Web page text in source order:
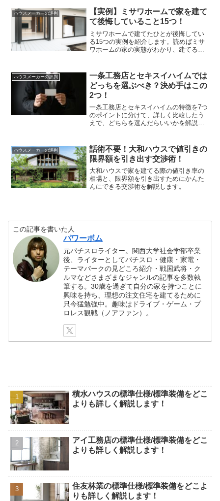
ハウスメーカーの評判
【実例】ミサワホームで家を建て
て後悔していること15つ！
ミサワホームで建てたひとが後悔してい
る15つの実例を紹介します。読めばミサ
ワホームの家の実態がわかり、建てるに
ハウスメーカーの評判
一条工務店とセキスイハイムでは
どっちを選ぶべき？決め手はこの
2つ！
一条工務店とセキスイハイムの特徴を7つ
のポイントに分けて、詳しく比較したう
えで、どちらを選んだらいいかを解説し
ハウスメーカーの評判
話術不要！大和ハウスで値引きの
限界額を引き出す交渉術！
大和ハウスで家を建てる際の値引き率の
相場と、限界額を引き出すためにかんた
んにできる交渉術を解説します。
この記事を書いた人
パワーボム
元パチスロライター。関西大学社会学部卒業
後、ライターとしてパチスロ・健康・家電・
テーマパークの見どころ紹介・戦国武将・ク
ルマなどさまざまなジャンルの記事を多数執
筆する。30歳を過ぎて自分の家を持つことに
興味を持ち、理想の注文住宅を建てるために
只今猛勉強中。趣味はドライブ・ゲーム・プ
ロレス観戦（ノアファン）。
積水ハウスの標準仕様/標準装備をどこ
よりも詳しく解説します！
アイ工務店の標準仕様/標準装備をどこ
よりも詳しく解説します！
住友林業の標準仕様/標準装備をどこよ
りも詳しく解説します！